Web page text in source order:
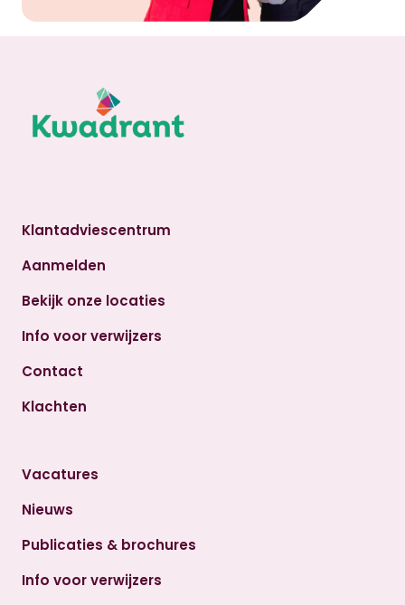
Klantadviescentrum
Aanmelden
Bekijk onze locaties
Info voor verwijzers
Contact
Klachten
Vacatures
Nieuws
Publicaties & brochures
Info voor verwijzers